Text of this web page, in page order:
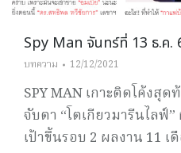
Spy Man จันทร์ที่ 13 ธ.ค.
บทความ 12/12/2021
SPY MAN เกาะติดโค้งสุ
จับตา “โตเกียวมารีนไลฟ์
เป้าขึ้นรอบ 2 ผลงาน 11